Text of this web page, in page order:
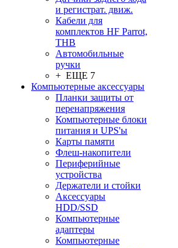
и регистрат. движ.
Кабели для
комплектов HF Parrot,
THB
Автомобильные
ручки
+ ЕЩЕ 7
Компьютерные аксессуары
Планки защиты от
перенапряжения
Компьютерные блоки
питания и UPS'ы
Карты памяти
Флеш-накопители
Периферийные
устройства
Держатели и стойки
Аксессуары
HDD/SSD
Компьютерные
адаптеры
Компьютерные